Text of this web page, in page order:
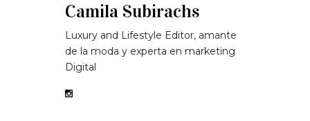
Camila Subirachs
Luxury and Lifestyle Editor, amante
de la moda y experta en marketing
Digital